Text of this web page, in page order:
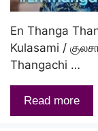
En Thanga
Kulasami /
Thangachi …
Read more